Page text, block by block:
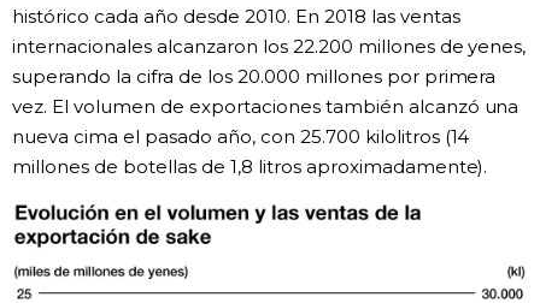
Tokio
Avisos
histórico cada año desde 2010. En 2018 las ventas
internacionales alcanzaron los 22.200 millones de yenes,
superando la cifra de los 20.000 millones por primera
vez. El volumen de exportaciones también alcanzó una
nueva cima el pasado año, con 25.700 kilolitros (14
millones de botellas de 1,8 litros aproximadamente).